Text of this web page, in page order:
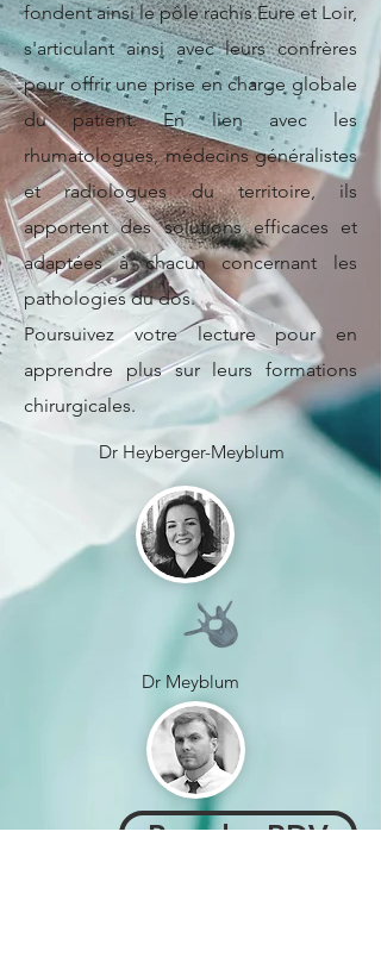
fondent ainsi le pôle rachis Eure et Loir,
s'articulant ainsi avec leurs confrères
pour offrir une prise en charge globale
du patient. En lien avec les
rhumatologues, médecins généralistes
et radiologues du territoire, ils
apportent des solutions efficaces et
adaptées à chacun concernant les
pathologies du dos.
Poursuivez votre lecture pour en
apprendre plus sur leurs formations
chirurgicales.
Dr Heyberger-Meyblum
Dr Meyblum
Prendre RDV